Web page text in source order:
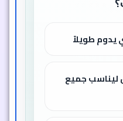
طويلاً
ليناسب جميع